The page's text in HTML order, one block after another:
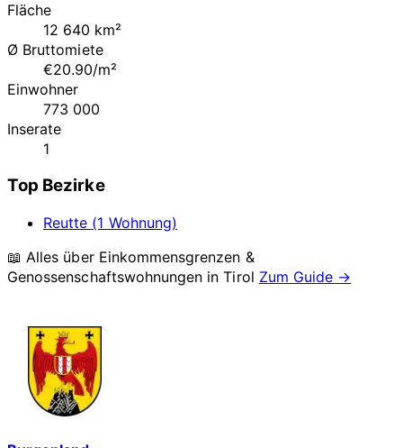
Fläche
12 640 km²
Ø Bruttomiete
€20.90/m²
Einwohner
773 000
Inserate
1
Top Bezirke
Reutte (1 Wohnung)
📖 Alles über Einkommensgrenzen &
Genossenschaftswohnungen inTirol Zum Guide →